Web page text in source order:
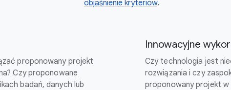
objaśnienie kryteriów.
proponowany projekt
Czy proponowane
badań, danych lub
Innowacyjne
Czy technologia jest
rozwiązania i czy
proponowany projekt w